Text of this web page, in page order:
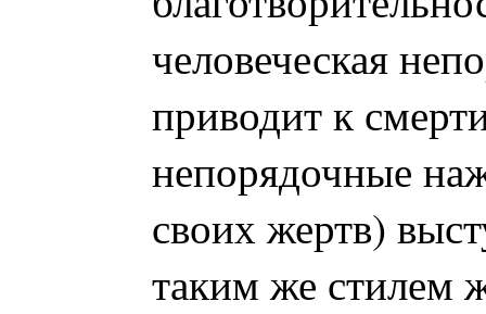
человеческая
приводит к
непорядочные
своих жертв)
таким же стилем